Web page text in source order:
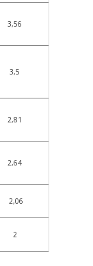
3,56
3,5
2,81
2,64
2,06
2